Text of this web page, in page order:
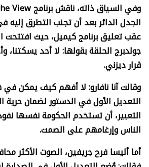
وفي السياق ذاته، ناقش برنامجView
الجدل الدائر بعد أن تجنب التطرق إليه
عقب تعليق برنامج كيميل، حيث افتتحت
جولدبرج الحلقة بقولها: لا أحد يسكتنا،
قرار ديزني.
وقالت آنا نافارو: لا أفهم كيف يمكن في
التعديل الأول في الدستور لضمان حرية
التعبير، أن تستخدم الحكومة نفسها
الناس وإرغامهم على الصمت.
أما أليسا فرح جريفين، الصوت الأكثر